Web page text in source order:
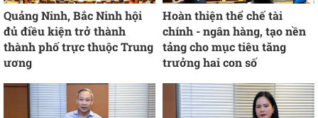
Quảng Ninh, Bắc Ninh hội
đủ điều kiện trở thành
thành phố trực thuộc Trung
ương
Hoàn thiện thể chế tài
chính - ngân hàng, tạo nền
tảng cho mục tiêu tăng
trưởng hai con số